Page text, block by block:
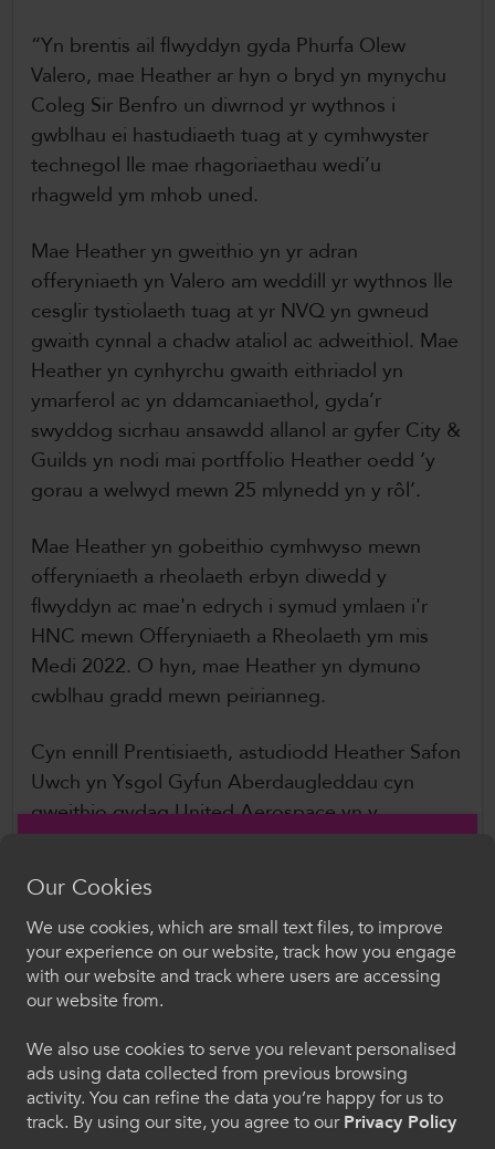
“Yn brentis ail flwyddyn gyda Phurfa Olew
Valero, mae Heather ar hyn o bryd yn mynychu
Coleg Sir Benfro un diwrnod yr wythnos i
gwblhau ei hastudiaeth tuag at y cymhwyster
technegol lle mae rhagoriaethau wedi’u
rhagweld ym mhob uned.
Mae Heather yn gweithio yn yr adran
offeryniaeth yn Valero am weddill yr wythnos lle
cesglir tystiolaeth tuag at yr NVQ yn gwneud
gwaith cynnal a chadw ataliol ac adweithiol. Mae
Heather yn cynhyrchu gwaith eithriadol yn
ymarferol ac yn ddamcaniaethol, gyda’r
swyddog sicrhau ansawdd allanol ar gyfer City &
Guilds yn nodi mai portffolio Heather oedd ‘y
gorau a welwyd mewn 25 mlynedd yn y rôl’.
Mae Heather yn gobeithio cymhwyso mewn
offeryniaeth a rheolaeth erbyn diwedd y
flwyddyn ac mae'n edrych i symud ymlaen i'r
HNC mewn Offeryniaeth a Rheolaeth ym mis
Medi 2022. O hyn, mae Heather yn dymuno
cwblhau gradd mewn peirianneg.
Cyn ennill Prentisiaeth, astudiodd Heather Safon
Uwch yn Ysgol Gyfun Aberdaugleddau cyn
gweithio gydag United Aerospace yn y
gweithdy lamineiddio. Roedd gan Heather fwlch
mewn addysg am 10+ mlynedd cyn ennill y
brentisiaeth Valero y gwnaeth gais amdani yn 30
oed.
Mae Heather yn mwynhau'r Brentisiaeth yn fawr.
yn ogystal ag ehangu ar y sgiliau mecanyddol y
mae wedi’u dysgu drwy reidio a chynnal a chadw
beiciau modur oddi ar y ffordd.
Croeso i ColegauCymru
Dewiswch eich iaith. Trwy ddefnyddio'r safle we
Cymraeg
Our Cookies
We use cookies, which are small text files, to improve
your experience on our website, track how you engage
with our website and track where users are accessing
our website from.
We also use cookies to serve you relevant personalised
ads using data collected from previous browsing
activity. You can refine the data you’re happy for us to
track. By using our site, you agree to ourPrivacy Policy